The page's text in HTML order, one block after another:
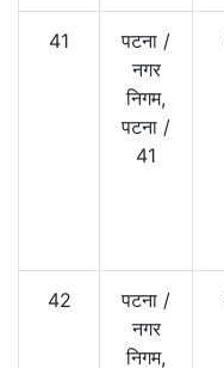
41 पटना /
नगर
निगम,
पटना /
41
42 पटना /
नगर
निगम,